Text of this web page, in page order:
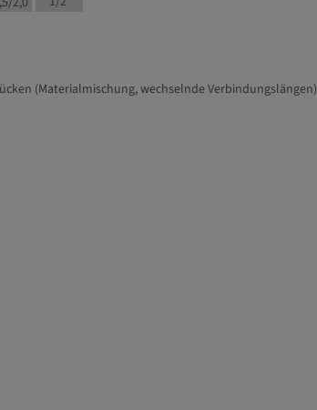
(Materialmischung, wechselnde Verbindungslängen)